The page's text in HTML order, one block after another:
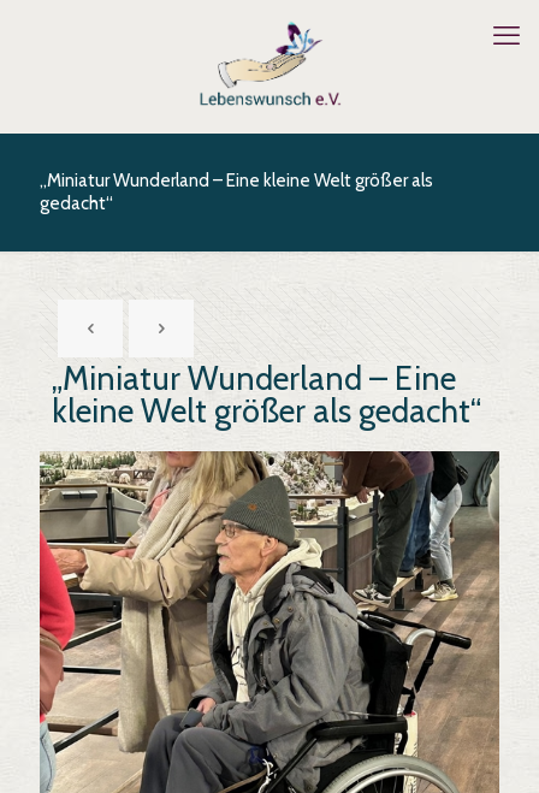
„Miniatur Wunderland – Eine kleine Welt größer als
gedacht“
„Miniatur Wunderland – Eine
kleine Welt größer als gedacht“